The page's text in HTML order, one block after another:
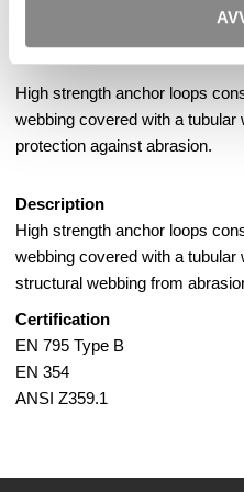
45kN
High strength anchor loops
webbing covered with a tubular
protection against abrasion.
Description
High strength anchor loops
webbing covered with a
structural webbing from
Certification
EN 795 Type B
EN 354
ANSI Z359.1